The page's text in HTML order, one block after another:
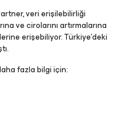
veri erişilebilirliği
ve cirolarını artırmalarına
erişebiliyor. Türkiye’deki
fazla bilgi için: